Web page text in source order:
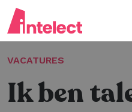
VACATURES
Ik ben